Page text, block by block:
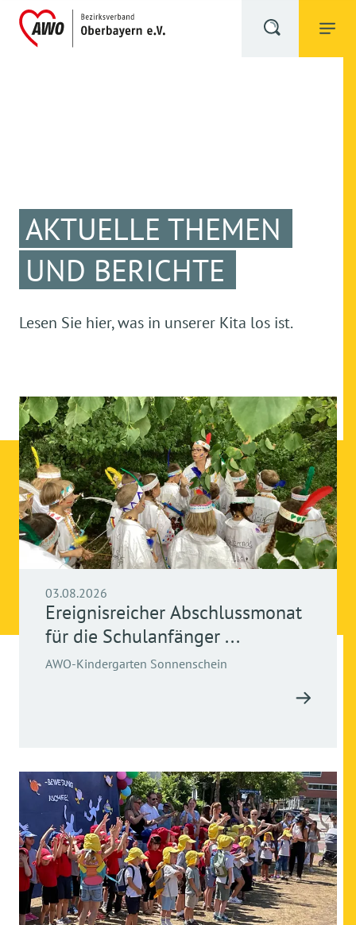
AKTUELLE THEMEN
UND BERICHTE
Lesen Sie hier, was in unserer Kita los ist.
03.08.2026
Ereignisreicher Abschlussmonat
für die Schulanfänger ...
AWO-Kindergarten Sonnenschein